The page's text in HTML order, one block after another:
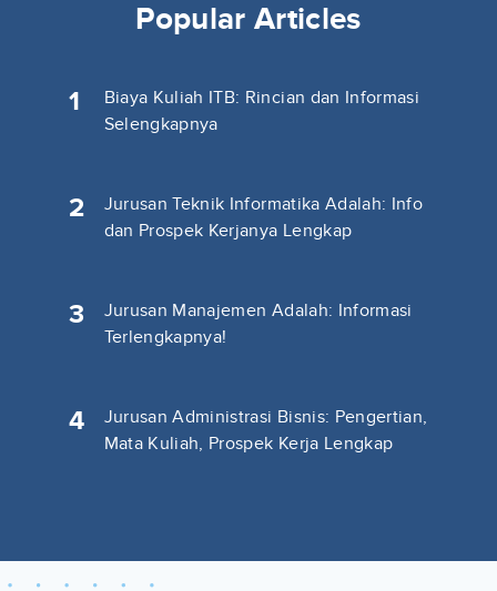
Popular Articles
1
Biaya Kuliah ITB: Rincian dan Informasi
Selengkapnya
2
Jurusan Teknik Informatika Adalah: Info
dan Prospek Kerjanya Lengkap
3
Jurusan Manajemen Adalah: Informasi
Terlengkapnya!
4
Jurusan Administrasi Bisnis: Pengertian,
Mata Kuliah, Prospek Kerja Lengkap